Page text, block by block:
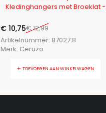
Kledinghangers met Broeklat -
€12,99
€ 10,75
Artikelnummer: 87027.8
Merk: Ceruzo
TOEVOEGEN AAN WINKELWAGEN